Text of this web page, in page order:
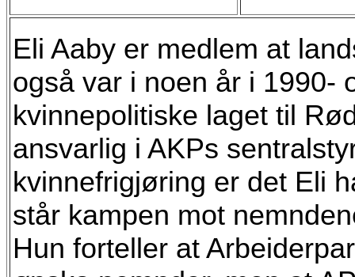
Eli Aaby er medlem at
også var i noen år i 1990-
kvinnepolitiske laget til
ansvarlig i AKPs
kvinnefrigjøring er det Eli
står kampen mot
Hun forteller at